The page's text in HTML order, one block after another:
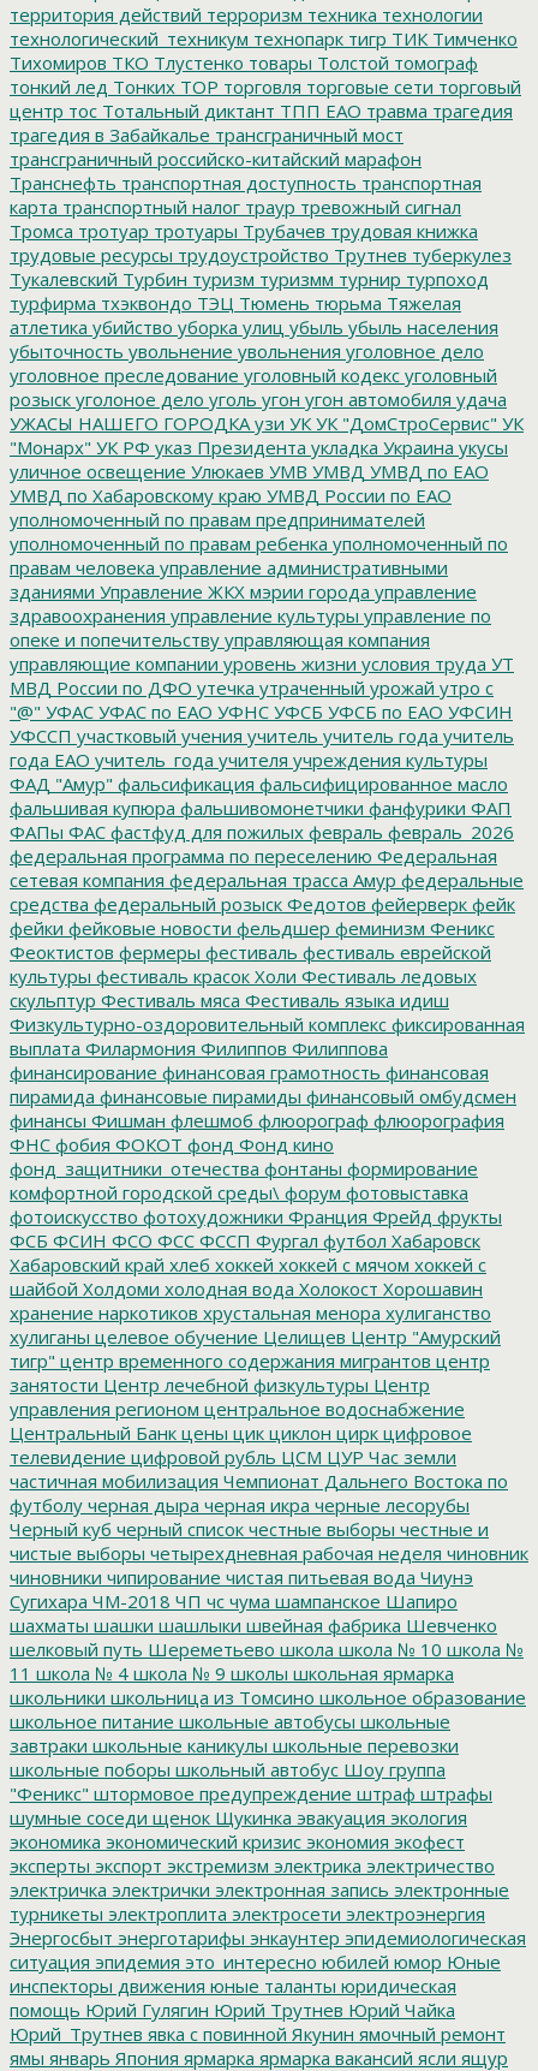
территория действий терроризм техника технологии
технологический_техникум технопарк тигр ТИК Тимченко
Тихомиров ТКО Тлустенко товары Толстой томограф
тонкий лед Тонких ТОР торговля торговые сети торговый
центр тос Тотальный диктант ТПП ЕАО травма трагедия
трагедия в Забайкалье трансграничный мост
трансграничный российско-китайский марафон
Транснефть транспортная доступность транспортная
карта транспортный налог траур тревожный сигнал
Тромса тротуар тротуары Трубачев трудовая книжка
трудовые ресурсы трудоустройство Трутнев туберкулез
Тукалевский Турбин туризм туризмм турнир турпоход
турфирма тхэквондо ТЭЦ Тюмень тюрьма Тяжелая
атлетика убийство уборка улиц убыль убыль населения
убыточность увольнение увольнения уголовное дело
уголовное преследование уголовный кодекс уголовный
розыск уголоное дело уголь угон угон автомобиля удача
УЖАСЫ НАШЕГО ГОРОДКА узи УК УК "ДомСтроСервис" УК
"Монарх" УК РФ указ Президента укладка Украина укусы
уличное освещение Улюкаев УМВ УМВД УМВД по ЕАО
УМВД по Хабаровскому краю УМВД России по ЕАО
уполномоченный по правам предпринимателей
уполномоченный по правам ребенка уполномоченный по
правам человека управление административными
зданиями Управление ЖКХ мэрии города управление
здравоохранения управление культуры управление по
опеке и попечительству управляющая компания
управляющие компании уровень жизни условия труда УТ
МВД России по ДФО утечка утраченный урожай утро с
"@" УФАС УФАС по ЕАО УФНС УФСБ УФСБ по ЕАО УФСИН
УФССП участковый учения учитель учитель года учитель
года ЕАО учитель_года учителя учреждения культуры
ФАД "Амур" фальсификация фальсифицированное масло
фальшивая купюра фальшивомонетчики фанфурики ФАП
ФАПы ФАС фастфуд для пожилых февраль февраль_2026
федеральная программа по переселению Федеральная
сетевая компания федеральная трасса Амур федеральные
средства федеральный розыск Федотов фейерверк фейк
фейки фейковые новости фельдшер феминизм Феникс
Феоктистов фермеры фестиваль фестиваль еврейской
культуры фестиваль красок Холи Фестиваль ледовых
скульптур Фестиваль мяса Фестиваль языка идиш
Физкультурно-оздоровительный комплекс фиксированная
выплата Филармония Филиппов Филиппова
финансирование финансовая грамотность финансовая
пирамида финансовые пирамиды финансовый омбудсмен
финансы Фишман флешмоб флюорограф флюорография
ФНС фобия ФОКОТ фонд Фонд кино
фонд_защитники_отечества фонтаны формирование
комфортной городской среды\ форум фотовыставка
фотоискусство фотохудожники Франция Фрейд фрукты
ФСБ ФСИН ФСО ФСС ФССП Фургал футбол Хабаровск
Хабаровский край хлеб хоккей хоккей с мячом хоккей с
шайбой Холдоми холодная вода Холокост Хорошавин
хранение наркотиков хрустальная менора хулиганство
хулиганы целевое обучение Целищев Центр "Амурский
тигр" центр временного содержания мигрантов центр
занятости Центр лечебной физкультуры Центр
управления регионом центральное водоснабжение
Центральный Банк цены цик циклон цирк цифровое
телевидение цифровой рубль ЦСМ ЦУР Час земли
частичная мобилизация Чемпионат Дальнего Востока по
футболу черная дыра черная икра черные лесорубы
Черный куб черный список честные выборы честные и
чистые выборы четырехдневная рабочая неделя чиновник
чиновники чипирование чистая питьевая вода Чиунэ
Сугихара ЧМ-2018 ЧП чс чума шампанское Шапиро
шахматы шашки шашлыки швейная фабрика Шевченко
шелковый путь Шереметьево школа школа № 10 школа №
11 школа № 4 школа № 9 школы школьная ярмарка
школьники школьница из Томсино школьное образование
школьное питание школьные автобусы школьные
завтраки школьные каникулы школьные перевозки
школьные поборы школьный автобус Шоу группа
"Феникс" штормовое предупреждение штраф штрафы
шумные соседи щенок Щукинка эвакуация экология
экономика экономический кризис экономия экофест
эксперты экспорт экстремизм электрика электричество
электричка электрички электронная запись электронные
турникеты электроплита электросети электроэнергия
Энергосбыт энерготарифы энкаунтер эпидемиологическая
ситуация эпидемия это_интересно юбилей юмор Юные
инспекторы движения юные таланты юридическая
помощь Юрий Гулягин Юрий Трутнев Юрий Чайка
Юрий_Трутнев явка с повинной Якунин ямочный ремонт
ямы январь Япония ярмарка ярмарка вакансий ясли ящур